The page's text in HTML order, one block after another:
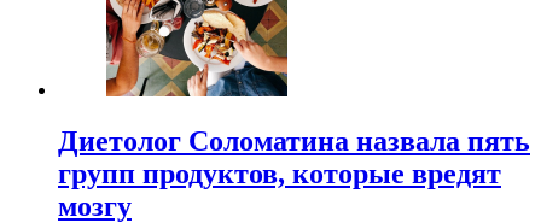
Диетолог Соломатина назвала пять
групп продуктов, которые вредят
мозгу